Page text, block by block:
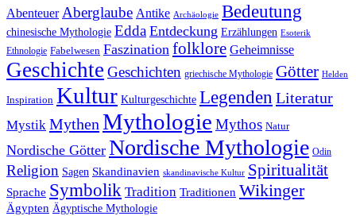
Abenteuer Aberglaube Antike Archäologie Bedeutung
chinesische Mythologie Edda Entdeckung Erzählungen Esoterik
Ethnologie Fabelwesen Faszination folklore Geheimnisse
Geschichte Geschichten griechische Mythologie Götter Helden
Inspiration Kultur Kulturgeschichte Legenden Literatur
Mystik Mythen Mythologie Mythos Natur
Nordische Götter Nordische Mythologie Odin
Religion Sagen Skandinavien skandinavische Kultur Spiritualität
Sprache Symbolik Tradition Traditionen Wikinger
Ägypten Ägyptische Mythologie